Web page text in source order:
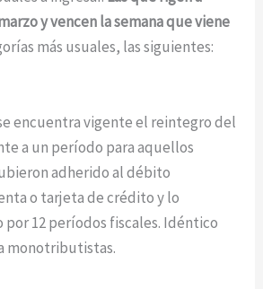
y vencen la semana que viene
más usuales, las siguientes:
encuentra vigente el reintegro del
a un período para aquellos
adherido al débito
o tarjeta de crédito y lo
por 12 períodos fiscales. Idéntico
monotributistas.